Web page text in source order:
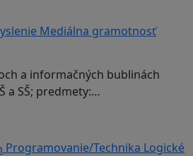
Mediálna gramotnosť
a informačných bublinách
a SŠ; predmety:…
Programovanie/Technika Logické